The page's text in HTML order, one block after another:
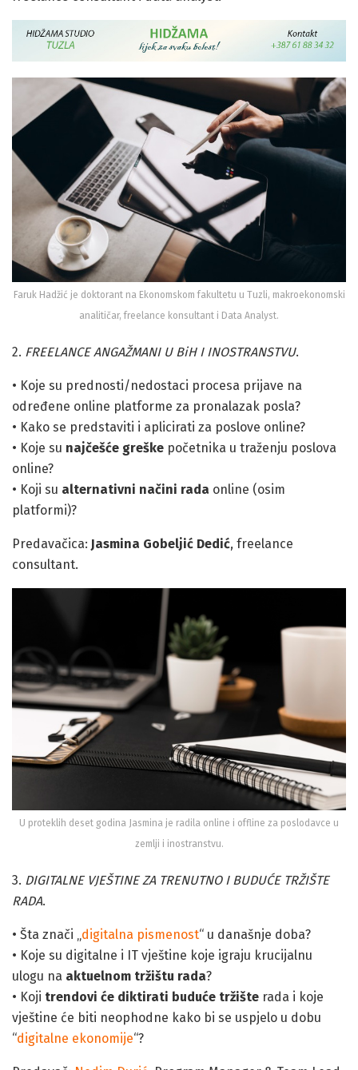
Faruk Hadžić je doktorant na Ekonomskom fakultetu u Tuzli, makroekonomski
analitičar, freelance konsultant i Data Analyst.
2. FREELANCE ANGAŽMANI U BiH I INOSTRANSTVU.
• Koje su prednosti/nedostaci procesa prijave na
određene online platforme za pronalazak posla?
• Kako se predstaviti i aplicirati za poslove online?
• Koje su najčešće greške početnika u traženju poslova
online?
• Koji su alternativni načini rada online (osim
platformi)?
Predavačica: Jasmina Gobeljić Dedić, freelance
consultant.
U proteklih deset godina Jasmina je radila online i offline za poslodavce u
zemlji i inostranstvu.
3. DIGITALNE VJEŠTINE ZA TRENUTNO I BUDUĆE TRŽIŠTE
RADA.
• Šta znači „digitalna pismenost“ u današnje doba?
• Koje su digitalne i IT vještine koje igraju krucijalnu
ulogu na aktuelnom tržištu rada?
• Koji trendovi će diktirati buduće tržište rada i koje
vještine će biti neophodne kako bi se uspjelo u dobu
“digitalne ekonomije“?